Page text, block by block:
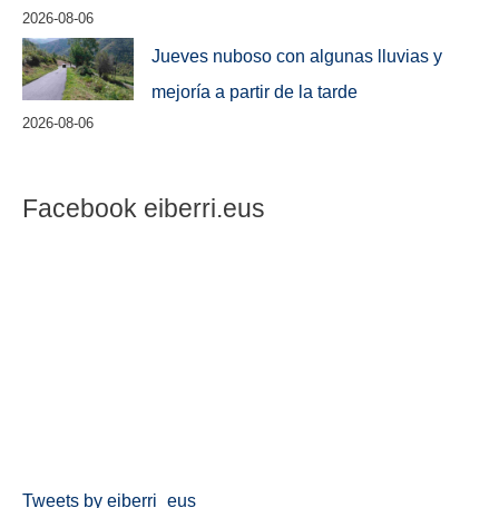
2026-08-06
Jueves nuboso con algunas lluvias y
mejoría a partir de la tarde
2026-08-06
Facebook eiberri.eus
Tweets by eiberri_eus